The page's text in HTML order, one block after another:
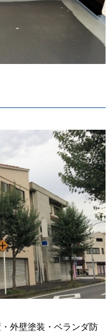
外壁塗装・ベランダ防